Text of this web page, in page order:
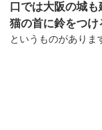
口では大阪の城
猫の首に鈴をつけ
というものがありま